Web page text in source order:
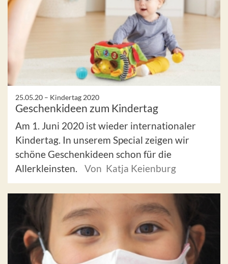
25.05.20 – Kindertag 2020
Geschenkideen zum Kindertag
Am 1. Juni 2020 ist wieder internationaler
Kindertag. In unserem Special zeigen wir
schöne Geschenkideen schon für die
Allerkleinsten.
Von Katja Keienburg